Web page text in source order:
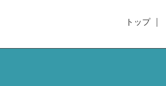
トップ